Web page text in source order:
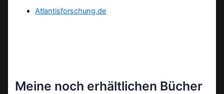
Atlantisforschung.de
Meine noch erhältlichen Bücher